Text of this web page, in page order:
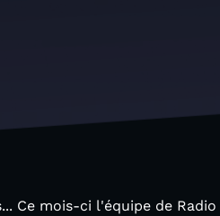
Ce mois-ci l'équipe de